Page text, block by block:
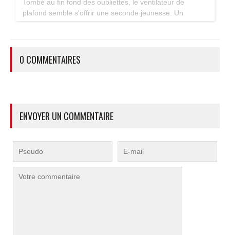
Tombé au fin fond des oubliettes, le ventilateur de
plafond semble s'offrir une seconde jeunesse. Un
0 COMMENTAIRES
ENVOYER UN COMMENTAIRE